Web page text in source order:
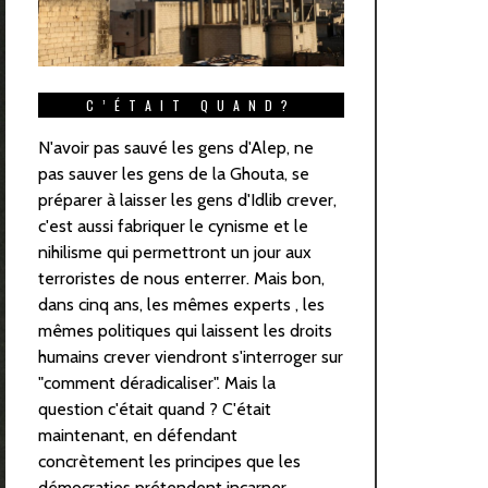
C’ÉTAIT QUAND?
N'avoir pas sauvé les gens d'Alep, ne
pas sauver les gens de la Ghouta, se
préparer à laisser les gens d'Idlib crever,
c'est aussi fabriquer le cynisme et le
nihilisme qui permettront un jour aux
terroristes de nous enterrer. Mais bon,
dans cinq ans, les mêmes experts , les
mêmes politiques qui laissent les droits
humains crever viendront s'interroger sur
"comment déradicaliser". Mais la
question c'était quand ? C'était
maintenant, en défendant
concrètement les principes que les